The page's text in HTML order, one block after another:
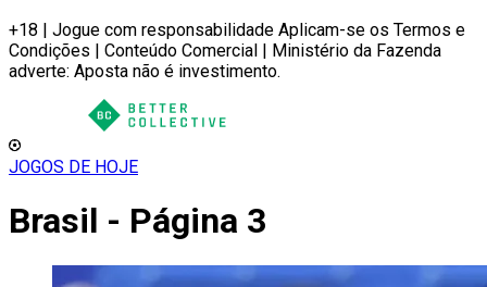
+18 | Jogue com responsabilidade Aplicam-se os Termos e
Condições | Conteúdo Comercial | Ministério da Fazenda
adverte: Aposta não é investimento.
JOGOS DE HOJE
Brasil - Página 3